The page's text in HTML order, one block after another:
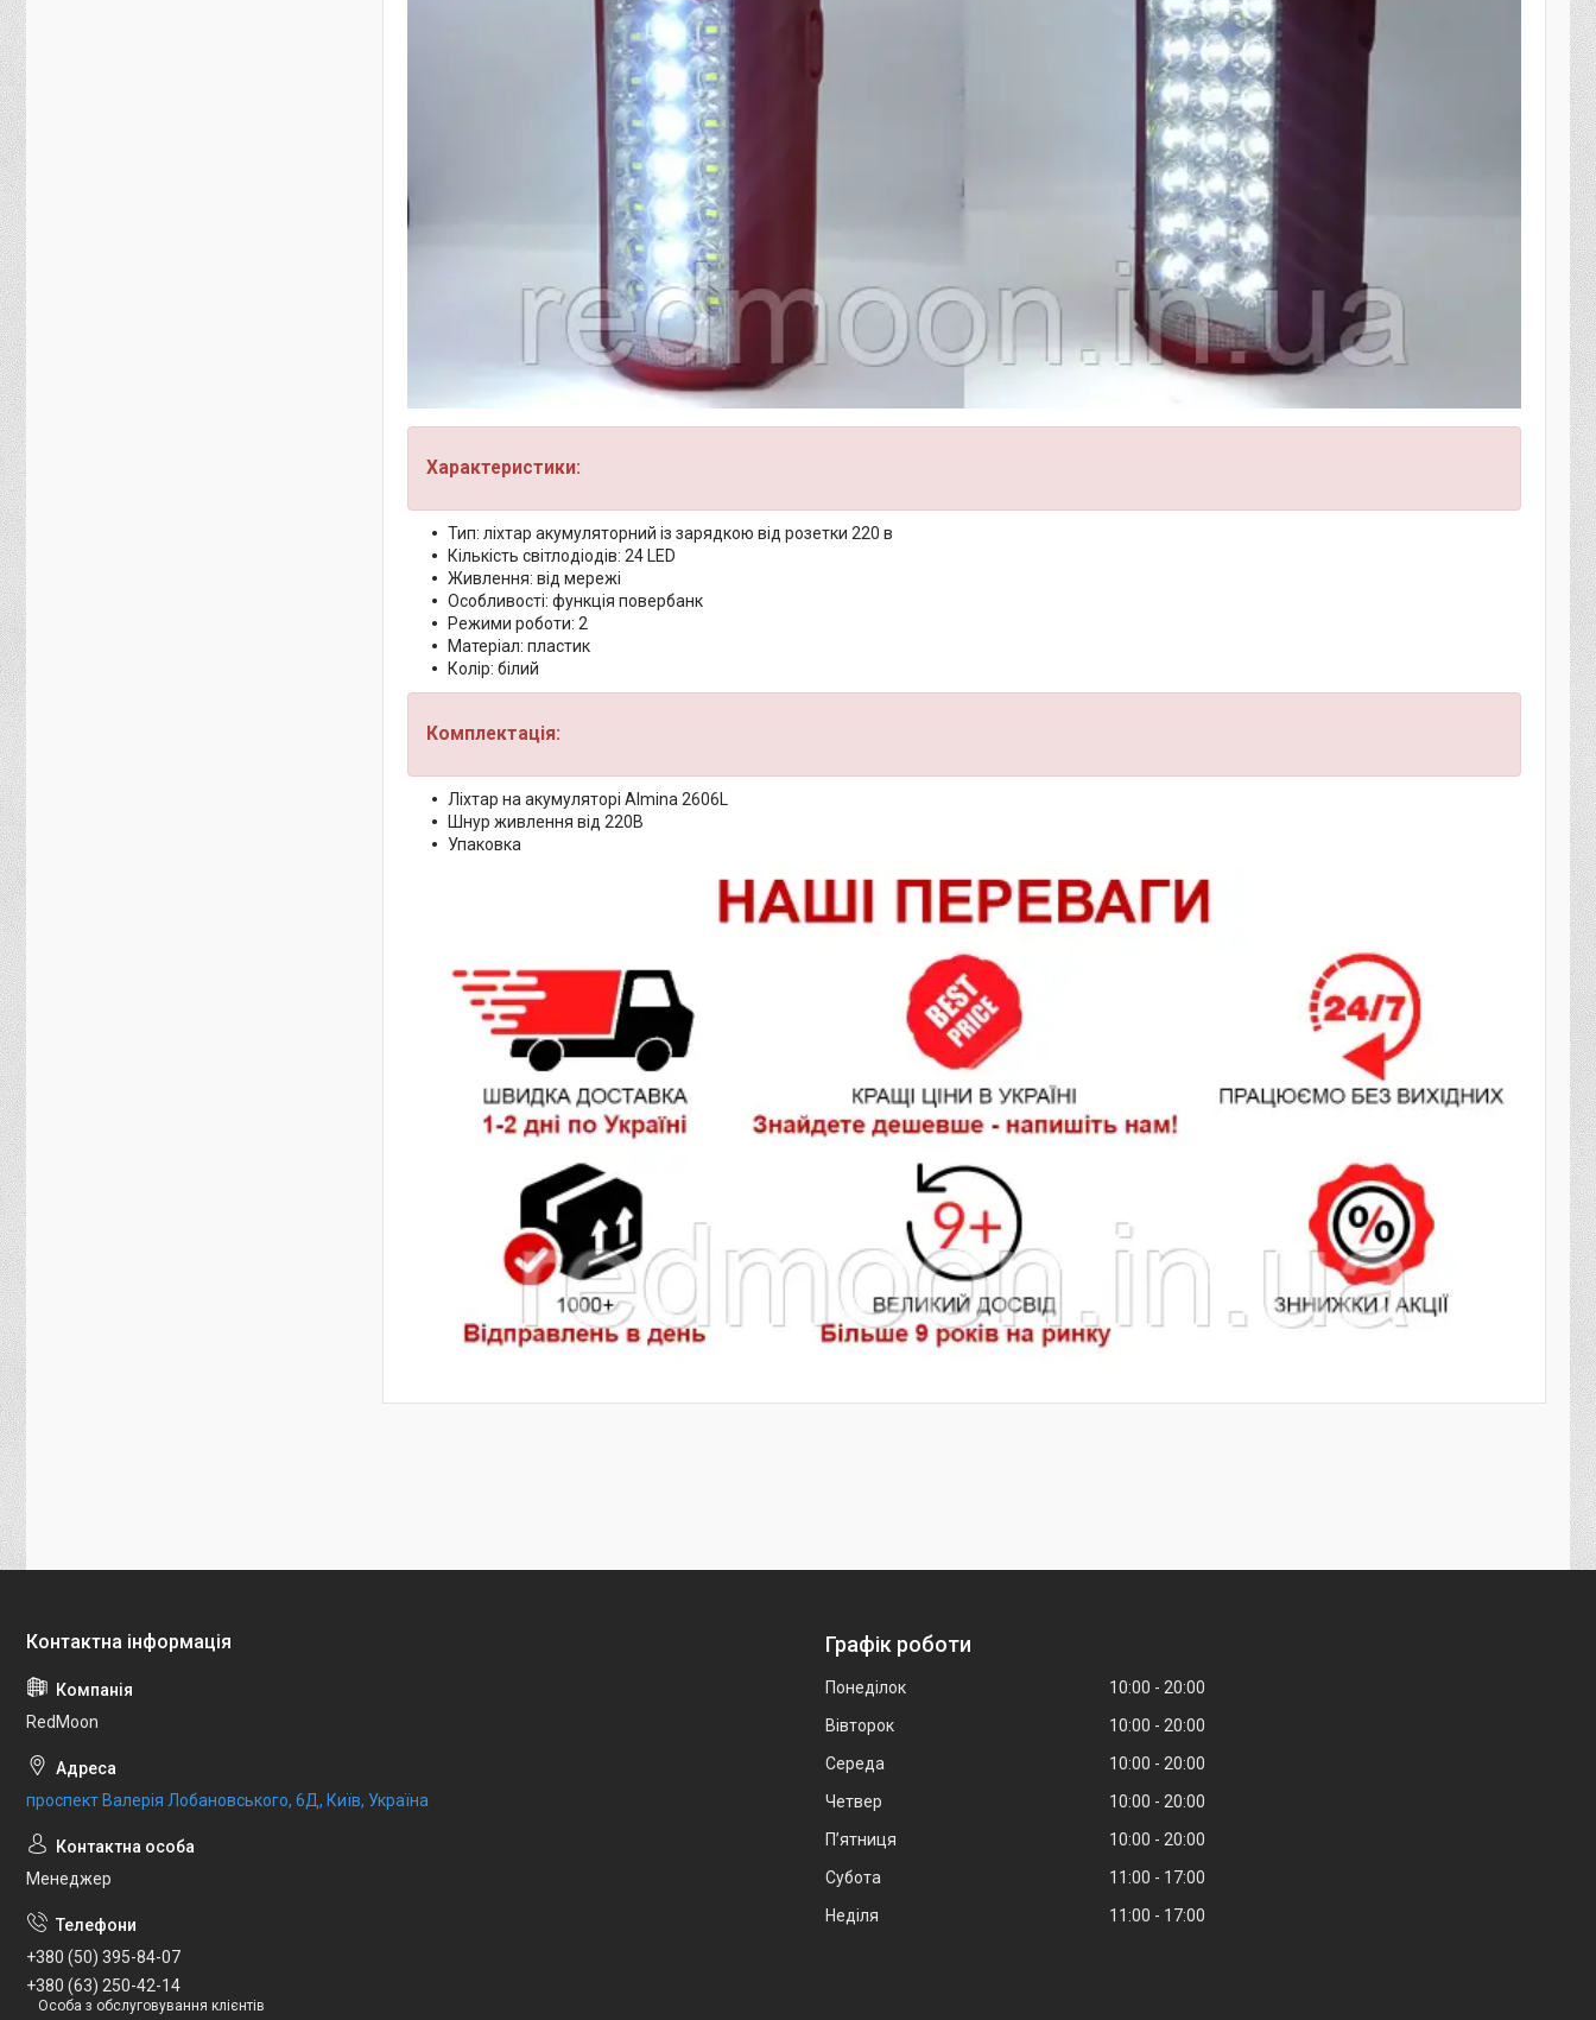
Характеристики:
Тип: ліхтар акумуляторний із зарядкою від розетки 220 в
Кількість світлодіодів: 24 LED
Живлення: від мережі
Особливості: функція повербанк
Режими роботи: 2
Матеріал: пластик
Колір: білий
Комплектація:
Ліхтар на акумуляторі Almina 2606L
Шнур живлення від 220В
Упаковка
RedMoon
проспект Валерія Лобановського, 6Д, Київ, Україна
Менеджер
+380 (50) 395-84-07
+380 (63) 250-42-14
Особа з обслуговування клієнтів
Графік роботи
Понеділок 10:00
20:00
Вівторок
10:00
20:00
Середа
10:00
20:00
Четвер
10:00
20:00
Пʼятниця
10:00
20:00
Субота
11:00
17:00
Неділя
11:00 17:00